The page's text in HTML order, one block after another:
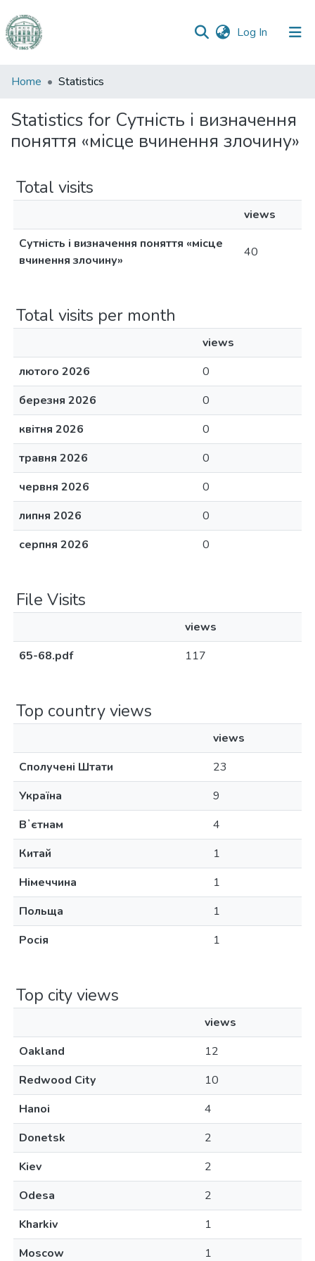
Log In (current)
Communities
Collections
All of DSpace
Home Statistics
Statistics for Сутність і визначення
поняття «місце вчинення злочину»
Total visits
views
Сутність і визначення поняття «місце
вчинення злочину»
40
Total visits per month
views
лютого 2026
0
березня 2026
0
квітня 2026
0
травня 2026
0
червня 2026
0
липня 2026
0
серпня 2026
0
File Visits
views
65-68.pdf
117
Top country views
views
Сполучені Штати
23
Україна
9
Вʼєтнам
4
Китай
1
Німеччина
1
Польща
1
Росія
1
Top city views
views
Oakland
12
Redwood City
10
Hanoi
4
Donetsk
2
Kiev
2
Odesa
2
Kharkiv
1
Moscow
1